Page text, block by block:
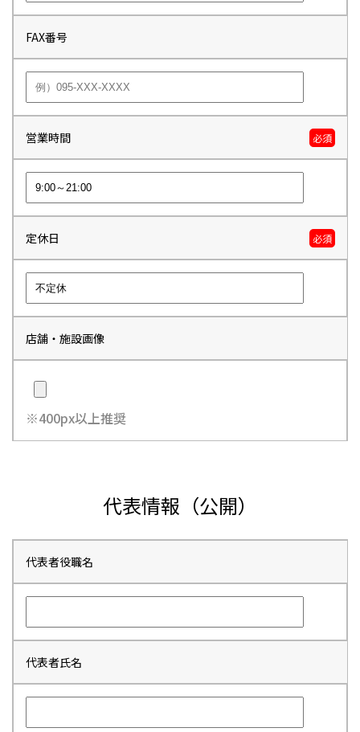
FAX番号
営業時間 必須
定休日 必須
店舗・施設画像
※400px以上推奨
代表情報（公開）
代表者役職名
代表者氏名